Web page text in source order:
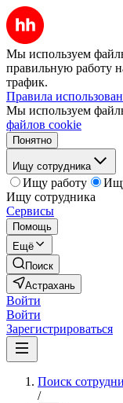
Мы используем
правильную работу
трафик.
Правила
Мы используем
файлов cookie
Понятно
Ищу сотрудника
Ищу работу
Ищу сотрудника
Сервисы
Помощь
Ещё
Поиск
Астрахань
Войти
Войти
Зарегистрироваться
Поиск
/